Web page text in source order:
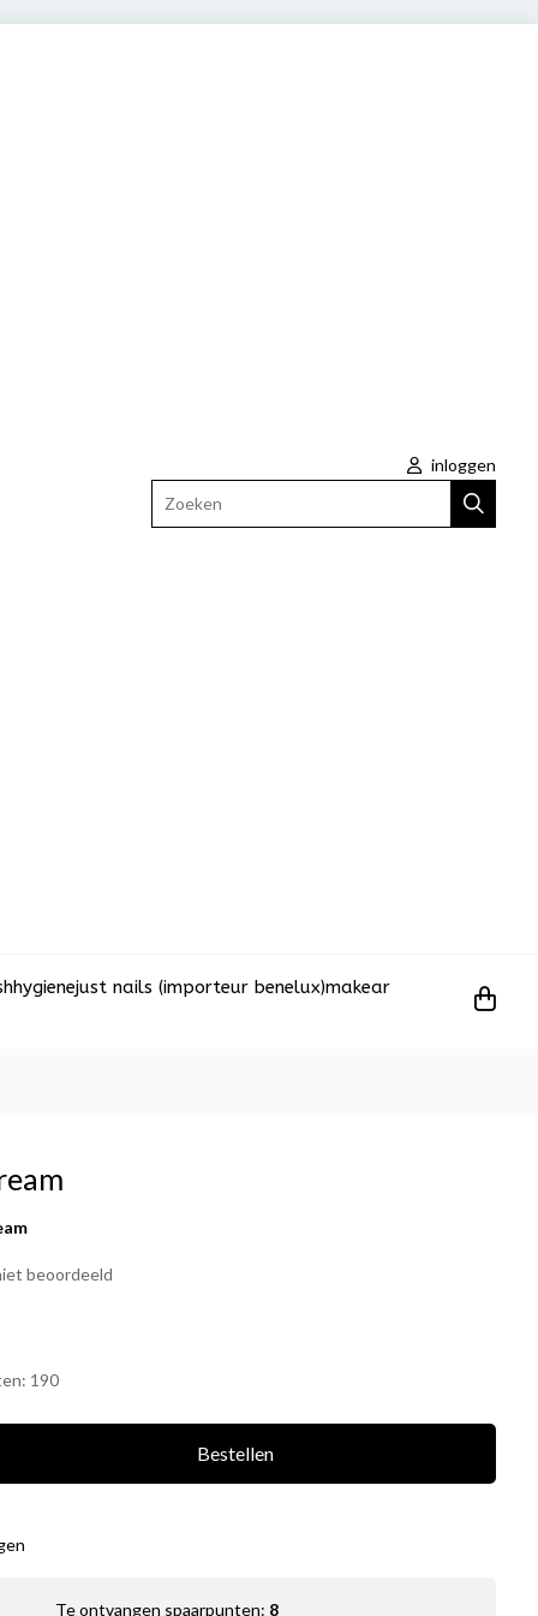
inloggen
hygienejust nails (importeur benelux)makear
beoordeeld
190
Bestellen
Te ontvangen spaarpunten: 8